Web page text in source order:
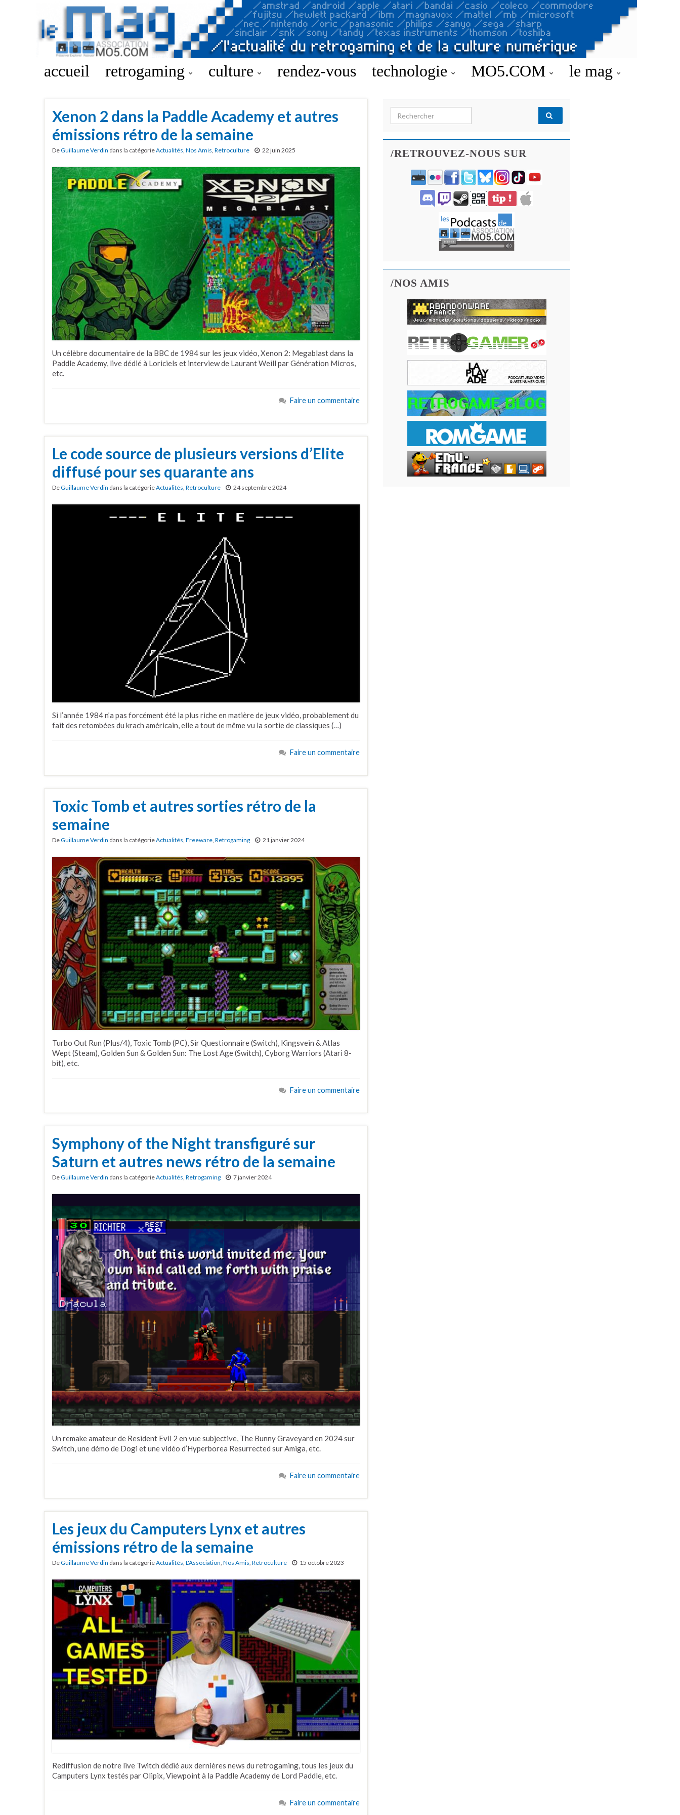
accueil retrogaming culture rendez-vous technologie MO5.COM le mag
Xenon 2 dans la Paddle Academy et autres
émissions rétro de la semaine
DeGuillaume Verdin dans la catégorieActualités, Nos Amis, Retroculture 22 juin 2025
Un célèbre documentaire de la BBC de 1984 sur les jeux vidéo, Xenon 2: Megablast dans la
Paddle Academy, live dédié à Loriciels et interview de Laurant Weill par Génération Micros,
etc.
Faire un commentaire
Le code source de plusieurs versions d’Elite
diffusé pour ses quarante ans
DeGuillaume Verdin dans la catégorieActualités, Retroculture 24 septembre 2024
Si l’année 1984 n’a pas forcément été la plus riche en matière de jeux vidéo, probablement du
fait des retombées du krach américain, elle a tout de même vu la sortie de classiques (…)
Faire un commentaire
Toxic Tomb et autres sorties rétro de la
semaine
DeGuillaume Verdin dans la catégorieActualités Freeware Retrogaming 21 janvier 2024
Turbo Out Run (Plus/4), Toxic Tomb (PC), Sir Questionnaire (Switch), Kingsvein & Atlas
Wept (Steam), Golden Sun & Golden Sun: The Lost Age (Switch), Cyborg Warriors (Atari 8-
bit), etc.
Faire un commentaire
Symphony of the Night transfiguré sur
Saturn et autres news rétro de la semaine
DeGuillaume Verdin dans la catégorieActualités, Retrogaming 7 janvier 2024
Un remake amateur de Resident Evil 2 en vue subjective, The Bunny Graveyard en 2024 sur
Switch, une démo de Dogi et une vidéo d’Hyperborea Resurrected sur Amiga, etc.
Faire un commentaire
Les jeux du Camputers Lynx et autres
émissions rétro de la semaine
DeGuillaume Verdin dans la catégorieActualités, L'Association, Nos Amis, Retroculture 15 octobre 2023
Rediffusion de notre live Twitch dédié aux dernières news du retrogaming, tous les jeux du
Camputers Lynx testés par Olipix, Viewpoint à la Paddle Academy de Lord Paddle, etc.
Faire un commentaire
Search for:
/RETROUVEZ-NOUS SUR
/NOS AMIS